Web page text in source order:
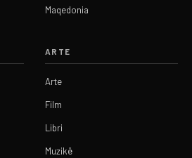
Maqedonia
ARTE
Arte
Film
Libri
Muzikë